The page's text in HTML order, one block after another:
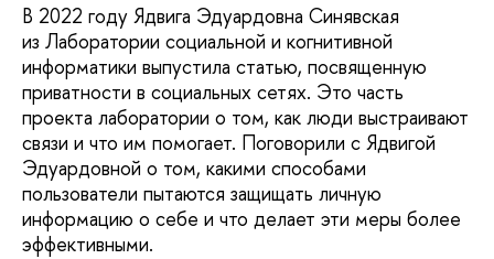
В 2022 году Ядвига Эдуардовна Синявская
из Лаборатории социальной и когнитивной
информатики выпустила статью, посвященную
приватности в социальных сетях. Это часть
проекта лаборатории о том, как люди выстраивают
связи и что им помогает. Поговорили с Ядвигой
Эдуардовной о том, какими способами
пользователи пытаются защищать личную
информацию о себе и что делает эти меры более
эффективными.